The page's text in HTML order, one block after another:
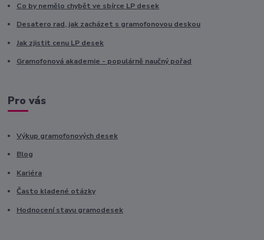
Co by nemělo chybět ve sbírce LP desek
Desatero rad, jak zacházet s gramofonovou deskou
Jak zjistit cenu LP desek
Gramofonová akademie - populárně naučný pořad
Pro vás
Výkup gramofonových desek
Blog
Kariéra
Často kladené otázky
Hodnocení stavu gramodesek